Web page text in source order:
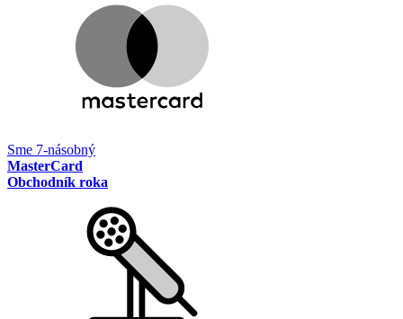
Sme 7-násobný
MasterCard
Obchodník roka